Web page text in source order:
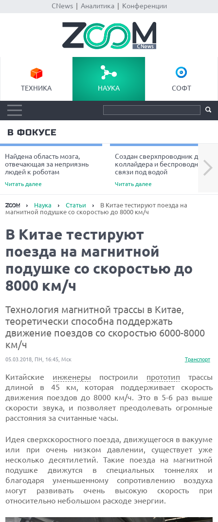
CNews| Аналитика| Конференции
ТЕХНИКА НАУКА СОФТ
В ФОКУСЕ
Найдена область мозга,
отвечающая за неприязнь
людей к роботам
Читать далее
Создан сверхпроводник для
коллайдера и беспроводной
связи под водой
Читать далее
Next
Наука Статьи
В Китае тестируют поезда на
магнитной подушке со скоростью до 8000 км/ч
В Китае тестируют
поезда на магнитной
подушке со скоростью до
8000 км/ч
Технология магнитной трассы в Китае,
теоретически способна поддержать
движение поездов со скоростью 6000-8000
км/ч
Транспорт
05.03.2018, ПН, 16:45, Мск
Китайские инженеры построили прототип трассы
длиной в 45 км, которая поддерживает скорость
движения поездов до 8000 км/ч. Это в 5-6 раз выше
скорости звука, и позволяет преодолевать огромные
расстояния за считанные часы.
Идея сверхскоростного поезда, движущегося в вакууме
или при очень низком давлении, существует уже
несколько десятилетий. Такие поезда на магнитной
подушке движутся в специальных тоннелях и
благодаря уменьшенному сопротивлению воздуха
могут развивать очень высокую скорость при
относительно небольшом расходе энергии.